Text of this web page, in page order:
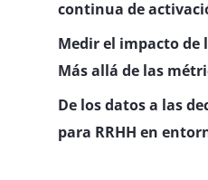
continua de
Medir el impacto de
Más allá de las
De los datos a las
para RRHH en